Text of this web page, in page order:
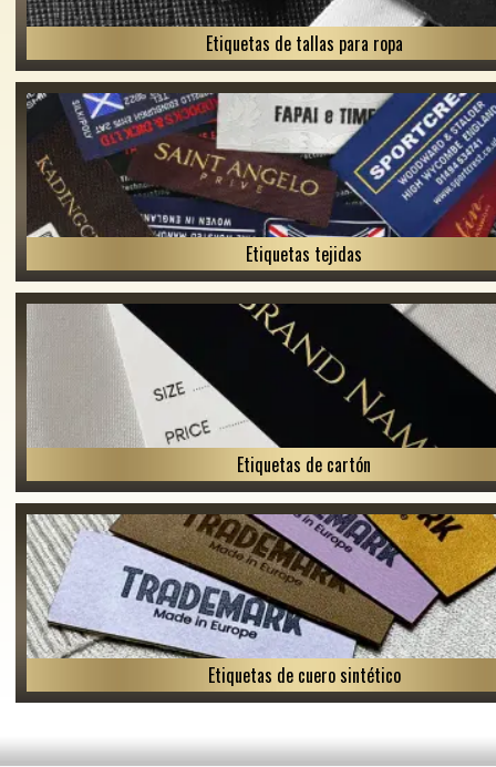
Etiquetas de tallas para ropa
Etiquetas tejidas
Etiquetas de cartón
Etiquetas de cuero sintético